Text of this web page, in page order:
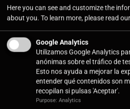
mantenimiento):Ideal para fijar
reparar contenedores dañados.
suficiente para asegurar tus
Herramienta multiuso (para
mantenimiento):Con
cortar, esta herramienta es un
sacará de más de un apuro.
Imanes de varios tamaños (para
mantenimiento):Indispensables
magnéticos. Llevar algunos de
Here you can see and customize the
about you. To learn more, please read our
Google Analytics
Utilizamos Google Analytics
anónimas sobre el tráfico de
Esto nos ayuda a mejorar la
entender qué contenidos son
recopilan si pulsas 'Aceptar'.
Purpose: Analytics